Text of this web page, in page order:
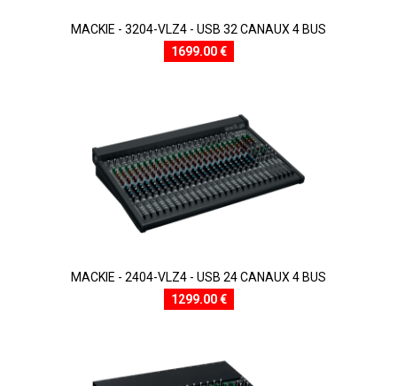
MACKIE - 3204-VLZ4 - USB 32 CANAUX 4 BUS
1699.00 €
MACKIE - 2404-VLZ4 - USB 24 CANAUX 4 BUS
1299.00 €